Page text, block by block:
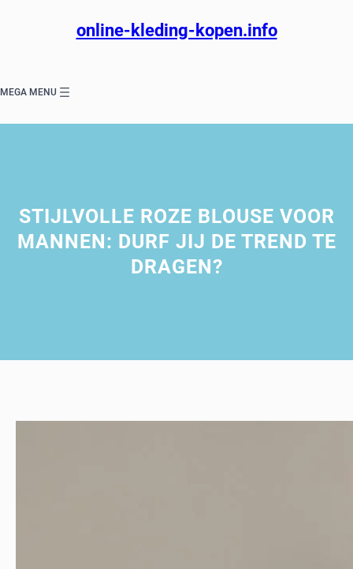
online-kleding-kopen.info
MEGA MENU
STIJLVOLLE ROZE BLOUSE VOOR
MANNEN: DURF JIJ DE TREND TE
DRAGEN?